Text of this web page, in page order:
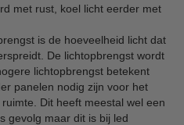
met rust, koel licht eerder met
is de hoeveelheid licht dat
De lichtopbrengst wordt
lichtopbrengst betekent
panelen nodig zijn voor het
Dit heeft meestal wel een
gevolg maar dit is bij led